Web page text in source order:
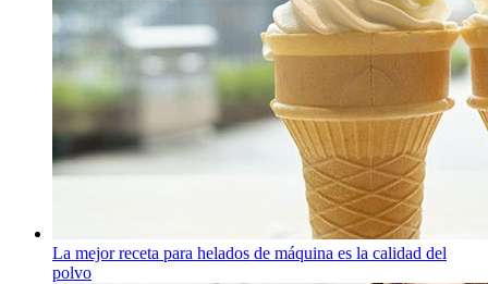
La mejor receta para helados de máquina es la calidad del
polvo